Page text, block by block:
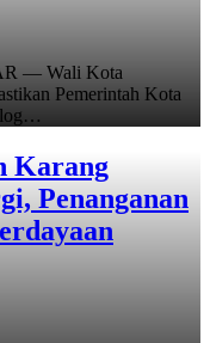
— Wali Kota
Pemerintah Kota
Karang
Penanganan